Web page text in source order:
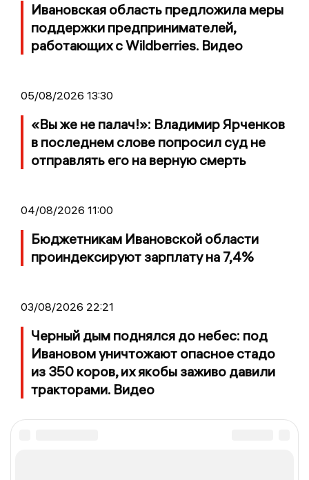
Ивановская область предложила меры
поддержки предпринимателей,
работающих с Wildberries. Видео
05/08/2026 13:30
«Вы же не палач!»: Владимир Ярченков
в последнем слове попросил суд не
отправлять его на верную смерть
04/08/2026 11:00
Бюджетникам Ивановской области
проиндексируют зарплату на 7,4%
03/08/2026 22:21
Черный дым поднялся до небес: под
Ивановом уничтожают опасное стадо
из 350 коров, их якобы заживо давили
тракторами. Видео